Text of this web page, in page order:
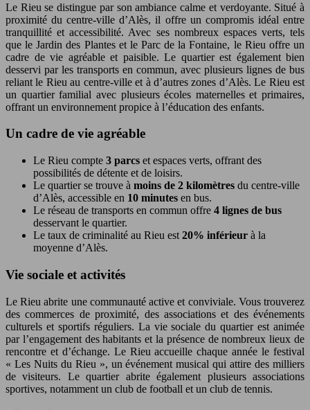
Le Rieu se distingue par son ambiance calme et verdoyante. Situé à
proximité du centre-ville d’Alès, il offre un compromis idéal entre
tranquillité et accessibilité. Avec ses nombreux espaces verts, tels
que le Jardin des Plantes et le Parc de la Fontaine, le Rieu offre un
cadre de vie agréable et paisible. Le quartier est également bien
desservi par les transports en commun, avec plusieurs lignes de bus
reliant le Rieu au centre-ville et à d’autres zones d’Alès. Le Rieu est
un quartier familial avec plusieurs écoles maternelles et primaires,
offrant un environnement propice à l’éducation des enfants.
Un cadre de vie agréable
Le Rieu compte 3 parcs et espaces verts, offrant des
possibilités de détente et de loisirs.
Le quartier se trouve à moins de 2 kilomètres du centre-ville
d’Alès, accessible en 10 minutes en bus.
Le réseau de transports en commun offre 4 lignes de bus
desservant le quartier.
Le taux de criminalité au Rieu est 20% inférieur à la
moyenne d’Alès.
Vie sociale et activités
Le Rieu abrite une communauté active et conviviale. Vous trouverez
des commerces de proximité, des associations et des événements
culturels et sportifs réguliers. La vie sociale du quartier est animée
par l’engagement des habitants et la présence de nombreux lieux de
rencontre et d’échange. Le Rieu accueille chaque année le festival
« Les Nuits du Rieu », un événement musical qui attire des milliers
de visiteurs. Le quartier abrite également plusieurs associations
sportives, notamment un club de football et un club de tennis.